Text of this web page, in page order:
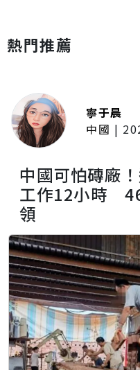
熱門推薦
寧于晨
中國 |
中國可怕磚廠
工作12小時
領